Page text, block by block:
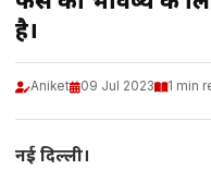
है।
Aniket 09 Jul 2023 1 min
नई दिल्ली।